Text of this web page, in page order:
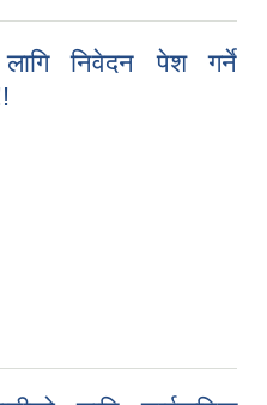
लागि निवेदन पेश गर्ने